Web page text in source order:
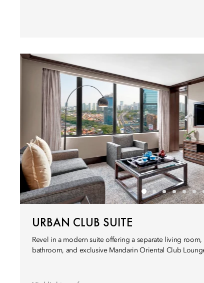
URBAN CLUB SUITE
Revel in a modern suite offering a separate living
bathroom, and exclusive Mandarin Oriental Club